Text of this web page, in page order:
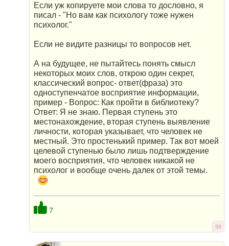
Если уж копируете мои слова то дословно, я
писал - "Но вам как психологу тоже нужен
психолог."
Если не видите разницы то вопросов нет.
А на будущее, не пытайтесь понять смысл
некоторых моих слов, открою один секрет,
классический вопрос- ответ(фраза) это
одноступенчатое восприятие информации,
пример - Вопрос: Как пройти в библиотеку?
Ответ: Я не знаю. Первая ступень это
местонахождение, вторая ступень выявление
личности, которая указывает, что человек не
местный. Это простенький пример. Так вот моей
целевой ступенью было лишь подтверждение
моего восприятия, что человек никакой не
психолог и вообще очень далек от этой темы.
7
98